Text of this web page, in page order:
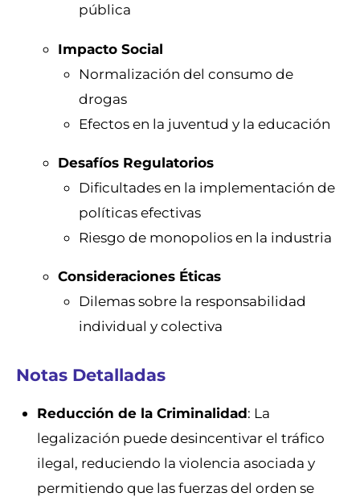
pública
Impacto Social
Normalización del consumo de
drogas
Efectos en la juventud y la educación
Desafíos Regulatorios
Dificultades en la implementación de
políticas efectivas
Riesgo de monopolios en la industria
Consideraciones Éticas
Dilemas sobre la responsabilidad
individual y colectiva
Notas Detalladas
Reducción de la Criminalidad: La
legalización puede desincentivar el tráfico
ilegal, reduciendo la violencia asociada y
permitiendo que las fuerzas del orden se